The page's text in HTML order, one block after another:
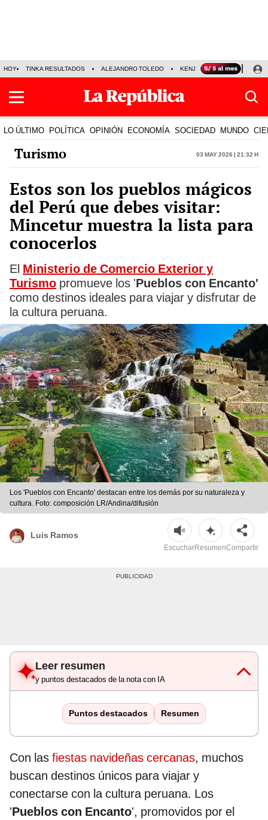
HOY TINKA RESULTADOS ALEJANDRO TOLEDO KENJI FUJIMORI
LO ÚLTIMO POLÍTICA OPINIÓN ECONOMÍA SOCIEDAD MUNDO
Turismo 03 May 2026 | 21:32 h
Estos son los pueblos mágicos
del Perú que debes visitar:
Mincetur muestra la lista para
conocerlos
El Ministerio de Comercio Exterior y
Turismo promueve los 'Pueblos con Encanto'
como destinos ideales para viajar y disfrutar de
la cultura peruana.
Los 'Pueblos con Encanto' destacan entre los demás por su naturaleza y
cultura. Foto: composición LR/Andina/difusión
Luis Ramos
EscucharResumenCompartir
Leer resumen
y puntos destacados de la nota con IA
Puntos destacados Resumen
Con las fiestas navideñas cercanas, muchos
buscan destinos únicos para viajar y
conectarse con la cultura peruana. Los
'Pueblos con Encanto', promovidos por el